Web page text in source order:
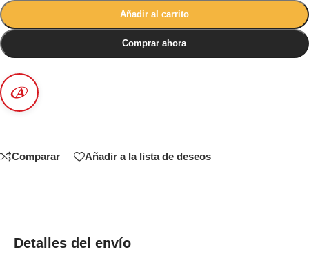
Añadir al carrito
Comprar ahora
Comparar Añadir a la lista de deseos
Detalles del envío